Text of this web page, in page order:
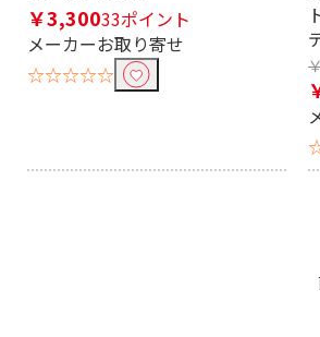
￥3,30033ポイント
メーカーお取り寄せ
☆☆☆☆☆